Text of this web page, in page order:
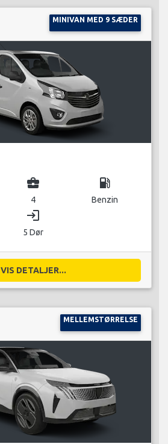
MINIVAN MED 9 SÆDER
business_center
4
local_gas_station
Benzin
login
5 Dør
VIS DETALJER...
MELLEMSTØRRELSE